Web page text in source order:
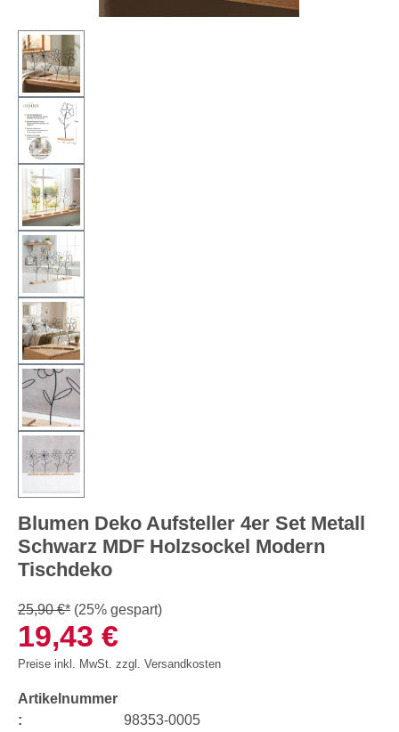
Blumen Deko Aufsteller 4er Set Metall
Schwarz MDF Holzsockel Modern
Tischdeko
19,43 €
25,90 €* (25% gespart)
Preise inkl. MwSt. zzgl. Versandkosten
Artikelnummer
:
98353-0005